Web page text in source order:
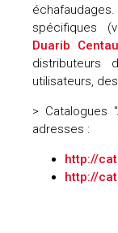
spécifiques
Duarib
utilisateurs,
> Catalogues
adresses :
http://
http://